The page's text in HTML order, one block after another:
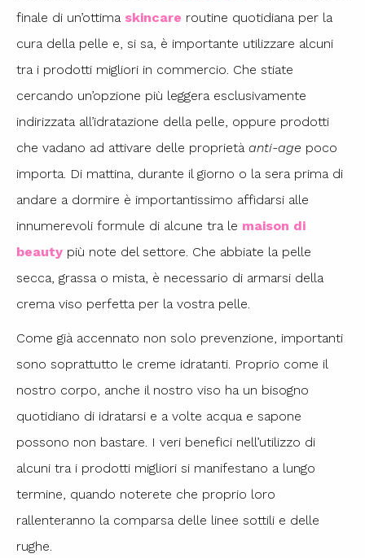
finale di un’ottima skincare routine quotidiana per la
cura della pelle e, si sa, è importante utilizzare alcuni
tra i prodotti migliori in commercio. Che stiate
cercando un’opzione più leggera esclusivamente
indirizzata all’idratazione della pelle, oppure prodotti
che vadano ad attivare delle proprietà anti-age poco
importa. Di mattina, durante il giorno o la sera prima di
andare a dormire è importantissimo affidarsi alle
innumerevoli formule di alcune tra le maison di
beauty più note del settore. Che abbiate la pelle
secca, grassa o mista, è necessario di armarsi della
crema viso perfetta per la vostra pelle.
Come già accennato non solo prevenzione, importanti
sono soprattutto le creme idratanti. Proprio come il
nostro corpo, anche il nostro viso ha un bisogno
quotidiano di idratarsi e a volte acqua e sapone
possono non bastare. I veri benefici nell’utilizzo di
alcuni tra i prodotti migliori si manifestano a lungo
termine, quando noterete che proprio loro
rallenteranno la comparsa delle linee sottili e delle
rughe.